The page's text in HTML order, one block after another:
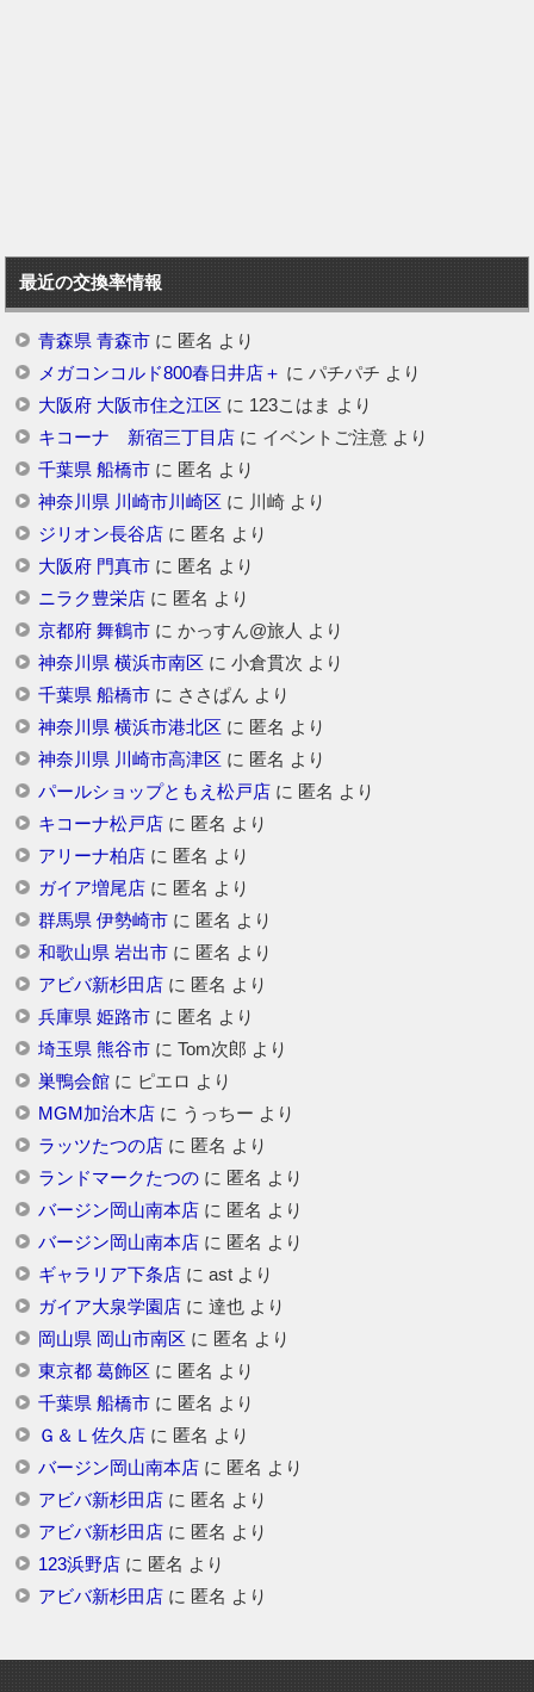
最近の交換率情報
青森県 青森市に 匿名 より
メガコンコルド800春日井店＋ に パチパチ より
大阪府 大阪市住之江区 に 123こはま より
キコーナ 新宿三丁目店に イベントご注意より
千葉県 船橋市に 匿名 より
神奈川県 川崎市川崎区 に 川崎より
ジリオン長谷店に 匿名 より
大阪府 門真市に 匿名 より
ニラク豊栄店に 匿名 より
京都府 舞鶴市に かっすん@旅人 より
神奈川県 横浜市南区 に 小倉貫次 より
千葉県 船橋市に ささぱん より
神奈川県 横浜市港北区 に 匿名 より
神奈川県 川崎市高津区 に 匿名 より
パールショップともえ松戸店に 匿名 より
キコーナ松戸店に 匿名 より
アリーナ柏店に 匿名 より
ガイア増尾店に 匿名 より
群馬県 伊勢崎市に 匿名 より
和歌山県 岩出市に 匿名 より
アビバ新杉田店に 匿名 より
兵庫県 姫路市に 匿名 より
埼玉県 熊谷市に Tom次郎 より
巣鴨会館に ピエロ より
MGM加治木店に うっちー より
ラッツたつの店に 匿名 より
ランドマークたつのに 匿名 より
バージン岡山南本店に 匿名 より
バージン岡山南本店に 匿名 より
ギャラリア下条店に astより
ガイア大泉学園店に 達也より
岡山県 岡山市南区 に 匿名 より
東京都 葛飾区 に 匿名 より
千葉県 船橋市に 匿名 より
Ｇ＆Ｌ佐久店に 匿名 より
バージン岡山南本店に 匿名 より
アビバ新杉田店に 匿名 より
アビバ新杉田店に 匿名 より
123浜野店に 匿名 より
アビバ新杉田店に 匿名 より